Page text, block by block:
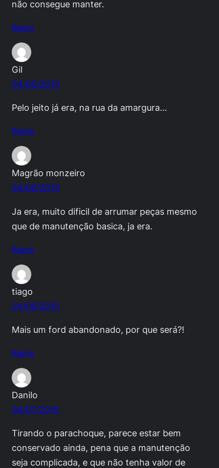
não consegue manter.
Reply
Gil
04/06/2015
Pelo jeito já era, na rua da amargura…
Reply
Magrão monzeiro
04/06/2015
Ja era, muito dificil de arrumar peças mesmo
que de manutenção basica, ja era.
Reply
tiago
04/06/2015
Mais um ford abandonado, por que será?!
Reply
Danilo
04/07/2015
Tirando o parachoque, parece estar bem
conservado ainda, pena que a manutenção
seja complicada, e que não tenha valor de